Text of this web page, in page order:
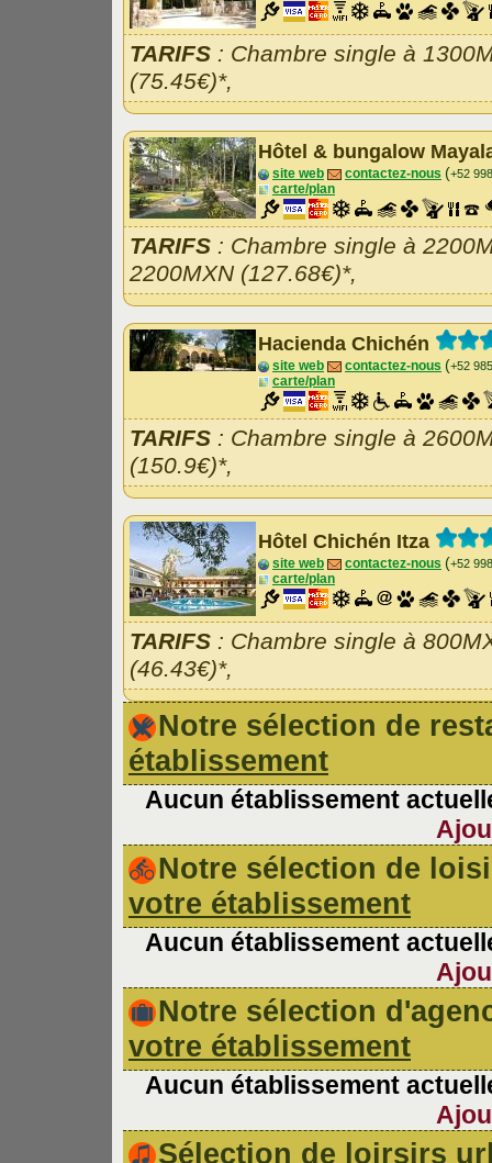
TARIFS : Chambre single à
(75.45€)*,
Hôtel & bungalow
site web contactez-nous (+52
carte/plan
TARIFS : Chambre single à
2200MXN (127.68€)*,
Hacienda Chichén
site web contactez-nous (+52
carte/plan
TARIFS : Chambre single à
(150.9€)*,
Hôtel Chichén Itza
site web contactez-nous (+52
carte/plan
TARIFS : Chambre single à
(46.43€)*,
Notre sélection de
établissement
Aucun établissement
Notre sélection de
votre établissement
Aucun établissement
Notre sélection
votre établissement
Aucun établissement
Sélection de loirsirs